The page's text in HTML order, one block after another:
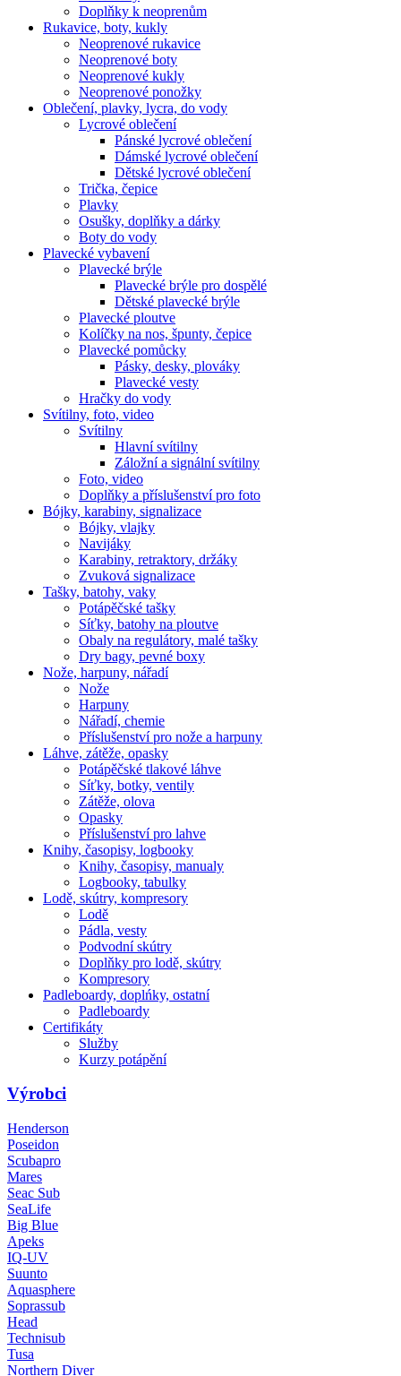
Doplňky k neoprenům
Rukavice, boty, kukly
Neoprenové rukavice
Neoprenové boty
Neoprenové kukly
Neoprenové ponožky
Oblečení, plavky, lycra, do vody
Lycrové oblečení
Pánské lycrové oblečení
Dámské lycrové oblečení
Dětské lycrové oblečení
Trička, čepice
Plavky
Osušky, doplňky a dárky
Boty do vody
Plavecké vybavení
Plavecké brýle
Plavecké brýle pro dospělé
Dětské plavecké brýle
Plavecké ploutve
Kolíčky na nos, špunty, čepice
Plavecké pomůcky
Pásky, desky, plováky
Plavecké vesty
Hračky do vody
Svítilny, foto, video
Svítilny
Hlavní svítilny
Záložní a signální svítilny
Foto, video
Doplňky a příslušenství pro foto
Bójky, karabiny, signalizace
Bójky, vlajky
Navijáky
Karabiny, retraktory, držáky
Zvuková signalizace
Tašky, batohy, vaky
Potápěčské tašky
Síťky, batohy na ploutve
Obaly na regulátory, malé tašky
Dry bagy, pevné boxy
Nože, harpuny, nářadí
Nože
Harpuny
Nářadí, chemie
Příslušenství pro nože a harpuny
Láhve, zátěže, opasky
Potápěčské tlakové láhve
Síťky, botky, ventily
Zátěže, olova
Opasky
Příslušenství pro lahve
Knihy, časopisy, logbooky
Knihy, časopisy, manualy
Logbooky, tabulky
Lodě, skútry, kompresory
Lodě
Pádla, vesty
Podvodní skútry
Doplňky pro lodě, skútry
Kompresory
Padleboardy, doplńky, ostatní
Padleboardy
Certifikáty
Služby
Kurzy potápění
Výrobci
Henderson
Poseidon
Scubapro
Mares
Seac Sub
SeaLife
Big Blue
Apeks
IQ-UV
Suunto
Aquasphere
Soprassub
Head
Technisub
Tusa
Northern Diver